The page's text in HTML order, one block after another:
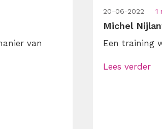
van
20-06-2022 1
Michel
Een training
Lees verder